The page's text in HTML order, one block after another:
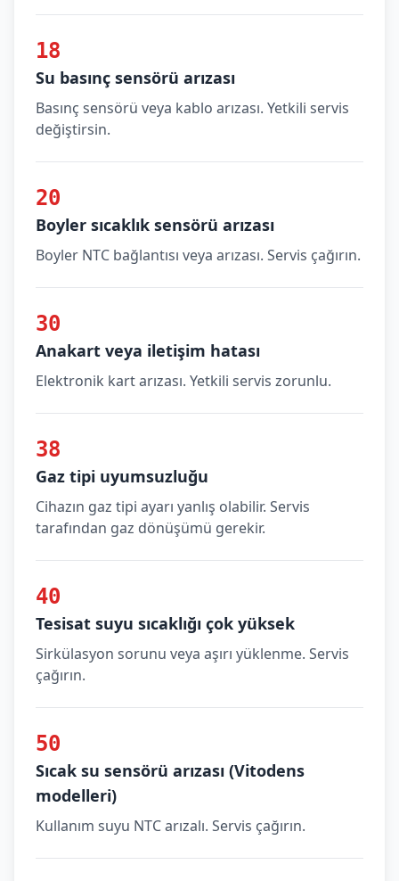
18
Su basınç sensörü arızası
Basınç sensörü veya kablo arızası. Yetkili servis
değiştirsin.
20
Boyler sıcaklık sensörü arızası
Boyler NTC bağlantısı veya arızası. Servis çağırın.
30
Anakart veya iletişim hatası
Elektronik kart arızası. Yetkili servis zorunlu.
38
Gaz tipi uyumsuzluğu
Cihazın gaz tipi ayarı yanlış olabilir. Servis
tarafından gaz dönüşümü gerekir.
40
Tesisat suyu sıcaklığı çok yüksek
Sirkülasyon sorunu veya aşırı yüklenme. Servis
çağırın.
50
Sıcak su sensörü arızası (Vitodens
modelleri)
Kullanım suyu NTC arızalı. Servis çağırın.